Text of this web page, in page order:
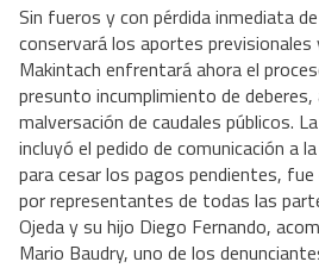
Sin fueros y con pérdida inmediata
conservará los aportes
Makintach enfrentará ahora el
presunto incumplimiento de
malversación de caudales públicos.
incluyó el pedido de comunicación a
para cesar los pagos pendientes,
por representantes de todas las
Ojeda y su hijo Diego Fernando,
Mario Baudry, uno de los